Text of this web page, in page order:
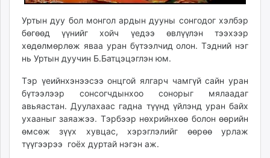
isee.mn
mglradio.com
fact.mn
tumen.mn
shuum.mn
times.mn
tvmongolia.mn
mass.mn
Уртын дуу бол монгол ардын дууны сонгодог хэлбэр
бөгөөд үүнийг хойч үедээ өвлүүлэн тээхээр
хөдөлмөрлөж яваа уран бүтээлчид олон. Тэдний нэг
нь Уртын дуучин Б.Батцэцэглэн юм.
Тэр үеийнхэнээсээ онцгой ялгарч чамгүй сайн уран
бүтээлээр сонсогчдынхоо сонорыг мялаадаг
авьяастан. Дуулахаас гадна түүнд үйлэнд уран байх
ухааныг заяажээ. Тэрбээр нөхрийнхөө болон өөрийн
өмсөж зүүх хувцас, хэрэглэлийг өөрөө урлаж
түүгээрээ гоёх дуртай нэгэн аж.